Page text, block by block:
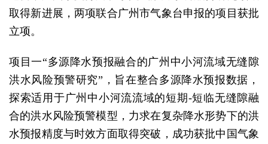
取得新进展，两项联合广州市气象台申报的项目获批
立项。
项目一“多源降水预报融合的广州中小河流域无缝隙
洪水风险预警研究”，旨在整合多源降水预报数据，
探索适用于广州中小河流流域的短期-短临无缝隙融
合的洪水风险预警模型，力求在复杂降水形势下的洪
水预报精度与时效方面取得突破，成功获批中国气象